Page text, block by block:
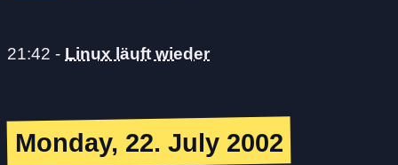
21:42 - Linux läuft wieder
Monday, 22. July 2002